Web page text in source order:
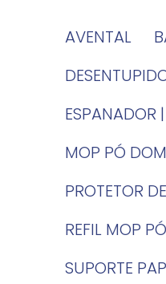
AVENTAL
ESPANADOR
MOP PÓ
PROTETOR
REFIL MOP PÓ
SUPORTE